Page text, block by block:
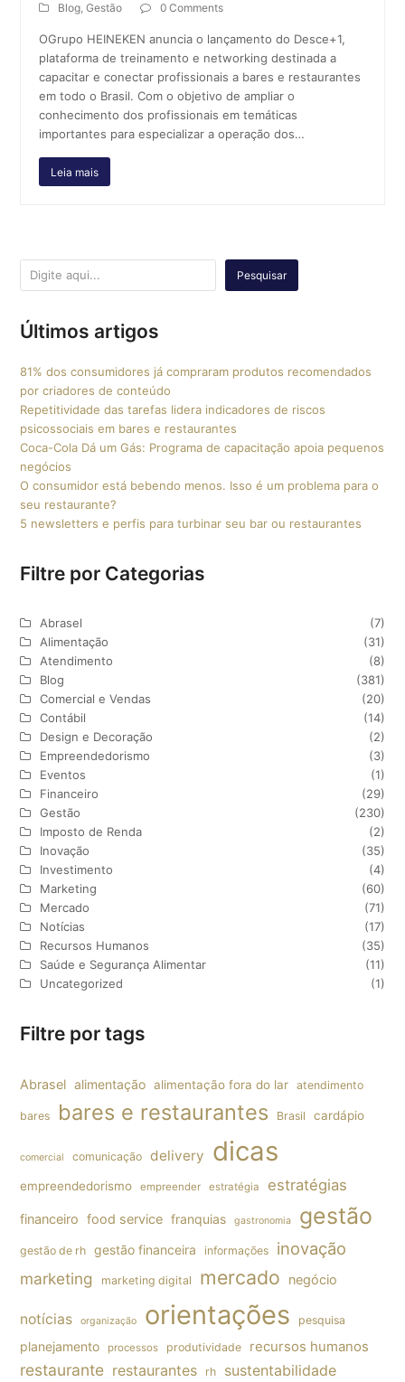
Blog,Gestão 0 Comments
OGrupo HEINEKEN anuncia o lançamento do Desce+1,
plataforma de treinamento e networking destinada a
capacitar e conectar profissionais a bares e restaurantes
em todo o Brasil. Com o objetivo de ampliar o
conhecimento dos profissionais em temáticas
importantes para especializar a operação dos…
Leia mais
Pesquisar
Últimos artigos
81% dos consumidores já compraram produtos recomendados
por criadores de conteúdo
Repetitividade das tarefas lidera indicadores de riscos
psicossociais em bares e restaurantes
Coca-Cola Dá um Gás: Programa de capacitação apoia pequenos
negócios
O consumidor está bebendo menos. Isso é um problema para o
seu restaurante?
5 newsletters e perfis para turbinar seu bar ou restaurantes
Filtre por Categorias
Abrasel
(7)
Alimentação
(31)
Atendimento
(8)
Blog
(381)
Comercial e Vendas
(20)
Contábil
(14)
Design e Decoração
(2)
Empreendedorismo
(3)
Eventos
(1)
Financeiro
(29)
Gestão
(230)
Imposto de Renda
(2)
Inovação
(35)
Investimento
(4)
Marketing
(60)
Mercado
(71)
Notícias
(17)
Recursos Humanos
(35)
Saúde e Segurança Alimentar
(11)
Uncategorized
(1)
Filtre por tags
Abrasel alimentação alimentação fora do lar atendimento
bares bares e restaurantes Brasil cardápio
comercial comunicação delivery dicas
empreendedorismo empreender estratégia estratégias
financeiro food service franquias gastronomia gestão
gestão de rh gestão financeira informações inovação
marketing marketing digital mercado negócio
notícias organização orientações pesquisa
planejamento processos produtividade recursos humanos
restaurante restaurantes rh sustentabilidade